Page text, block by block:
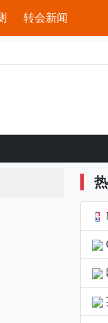
转会新闻